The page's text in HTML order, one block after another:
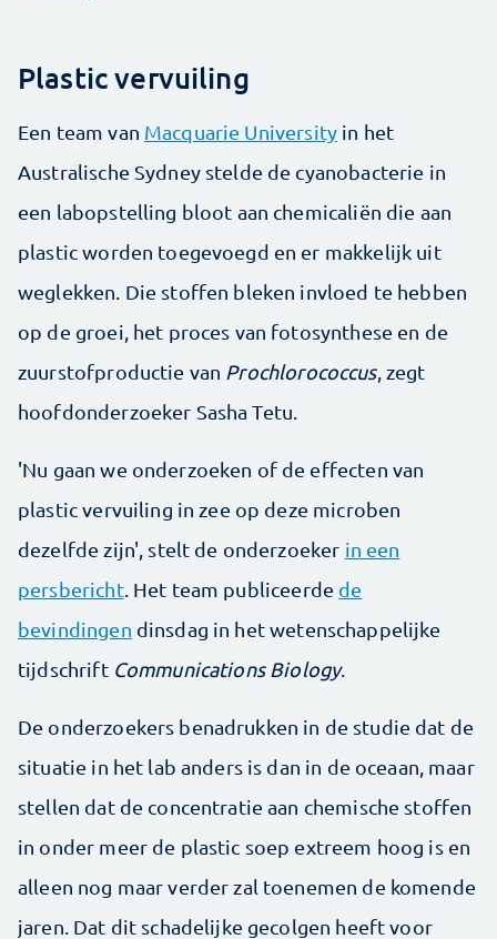
Plastic vervuiling
Een team van Macquarie Universityin het
Australische Sydney stelde de cyanobacterie in
een labopstelling bloot aan chemicaliën die aan
plastic worden toegevoegd en er makkelijk uit
weglekken. Die stoffen bleken invloed te hebben
op de groei, het proces van fotosynthese en de
zuurstofproductie van Prochlorococcus, zegt
hoofdonderzoeker Sasha Tetu.
'Nu gaan we onderzoeken of de effecten van
plastic vervuiling in zee op deze microben
dezelfde zijn', stelt de onderzoeker in een
persbericht. Het team publiceerde de
bevindingen dinsdag in het wetenschappelijke
tijdschrift Communications Biology.
De onderzoekers benadrukken in de studie dat de
situatie in het lab anders is dan in de oceaan, maar
stellen dat de concentratie aan chemische stoffen
in onder meer de plastic soep extreem hoog is en
alleen nog maar verder zal toenemen de komende
jaren. Dat dit schadelijke gecolgen heeft voor